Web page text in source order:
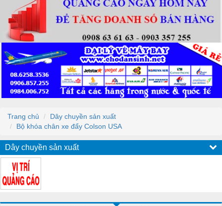
Trang chủ
Dây chuyền sản xuất
Bộ khóa chân xe đẩy Colson USA
Dây chuyền sản xuất